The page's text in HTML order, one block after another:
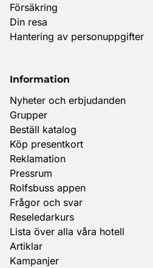
Försäkring
Din resa
Hantering av personuppgifter
Information
Nyheter och erbjudanden
Grupper
Beställ katalog
Köp presentkort
Reklamation
Pressrum
Rolfsbuss appen
Frågor och svar
Reseledarkurs
Lista över alla våra hotell
Artiklar
Kampanjer